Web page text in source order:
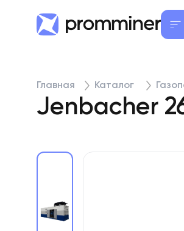
Главная Каталог
Jenbacher